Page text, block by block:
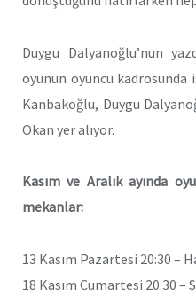
Duygu Dalyanoğlu’nun
oyunun oyuncu kadrosunda
Kanbakoğlu, Duygu
Okan yer alıyor.
Kasım ve Aralık ayında
mekanlar:
13 Kasım Pazartesi 20:30 –
18 Kasım Cumartesi 20:30 –